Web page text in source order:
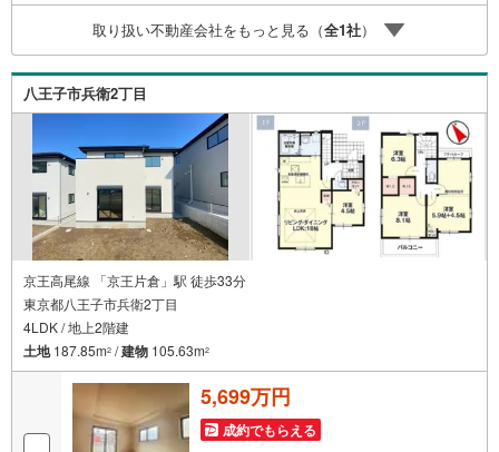
合わせ、弊社へのご来社など、ご相談ください。ご希望が
あれば周辺環境、お客様の希望に合わせた物件などもご案
内をいたします。お住まい探しは朝日土地建物（株）八王
子店 営業3課にお任せください！
取り扱い不動産会社をもっと見る（全1社）
八王子市兵衛2丁目
京王高尾線 「京王片倉」駅 徒歩33分
東京都八王子市兵衛2丁目
4LDK / 地上2階建
土地187.85m2 /建物 105.63m2
5,699万円
成約でもらえる